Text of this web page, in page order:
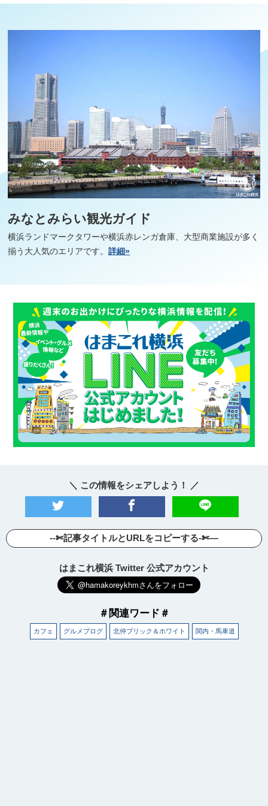
みなとみらい観光ガイド
横浜ランドマークタワーや横浜赤レンガ倉庫、大型商業施設が多く
揃う大人気のエリアです。詳細»
＼ この情報をシェアしよう！ ／
--✄記事タイトルとURLをコピーする-✄—
はまこれ横浜 Twitter 公式アカウント
＃関連ワード＃
カフェ グルメブログ 北仲ブリック＆ホワイト 関内・馬車道